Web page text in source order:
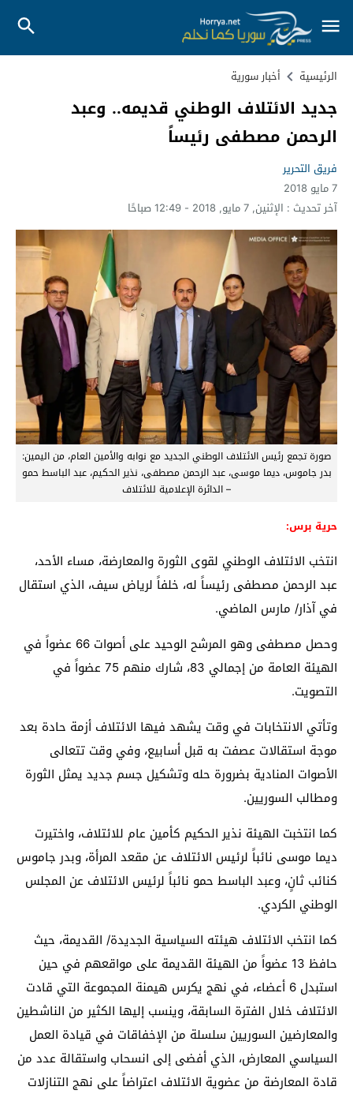
الرئيسية أخبار سورية
جديد الائتلاف الوطني قديمه.. وعبد
الرحمن مصطفى رئيساً
فريق التحرير
7 مايو 2018
آخر تحديث : الإثنين, 7 مايو, 2018 - 12:49 صباحًا
صورة تجمع رئيس الائتلاف الوطني الجديد مع نوابه والأمين العام، من اليمين:
بدر جاموس، ديما موسى، عبد الرحمن مصطفى، نذير الحكيم، عبد الباسط حمو
– الدائرة الإعلامية للائتلاف
حرية برس:
انتخب الائتلاف الوطني لقوى الثورة والمعارضة، مساء الأحد،
عبد الرحمن مصطفى رئيساً له، خلفاً لرياض سيف، الذي استقال
في آذار/ مارس الماضي.
وحصل مصطفى وهو المرشح الوحيد على أصوات 66 عضواً في
الهيئة العامة من إجمالي 83، شارك منهم 75 عضواً في
التصويت.
وتأتي الانتخابات في وقت يشهد فيها الائتلاف أزمة حادة بعد
موجة استقالات عصفت به قبل أسابيع، وفي وقت تتعالى
الأصوات المنادية بضرورة حله وتشكيل جسم جديد يمثل الثورة
ومطالب السوريين.
كما انتخبت الهيئة نذير الحكيم كأمين عام للائتلاف، واختيرت
ديما موسى نائباً لرئيس الائتلاف عن مقعد المرأة، وبدر جاموس
كنائب ثانٍ، وعبد الباسط حمو نائباً لرئيس الائتلاف عن المجلس
الوطني الكردي.
كما انتخب الائتلاف هيئته السياسية الجديدة/ القديمة، حيث
حافظ 13 عضواً من الهيئة القديمة على مواقعهم في حين
استبدل 6 أعضاء، في نهج يكرس هيمنة المجموعة التي قادت
الائتلاف خلال الفترة السابقة، وينسب إليها الكثير من الناشطين
والمعارضين السوريين سلسلة من الإخفاقات في قيادة العمل
السياسي المعارض، الذي أفضى إلى انسحاب واستقالة عدد من
قادة المعارضة من عضوية الائتلاف اعتراضاً على نهج التنازلات